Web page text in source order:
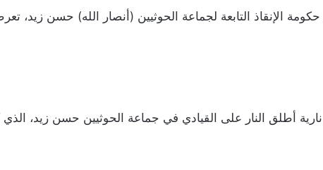
حكومة الإنقاذ التابعة لجماعة الحوثيين (أنصار الله) حسن زيد،
أطلق النار على القيادي في جماعة الحوثيين حسن زيد،